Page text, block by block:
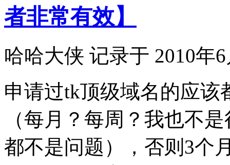
者非常有效】
哈哈大侠 记录于 2010年
申请过tk顶级域名的应该
（每月？每周？我也不
都不是问题），否则3个